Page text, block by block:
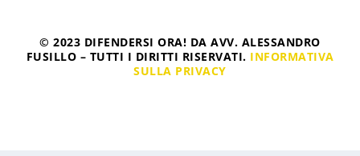
© 2023 DIFENDERSI ORA! DA AVV. ALESSANDRO
FUSILLO – TUTTI I DIRITTI RISERVATI. INFORMATIVA
SULLA PRIVACY